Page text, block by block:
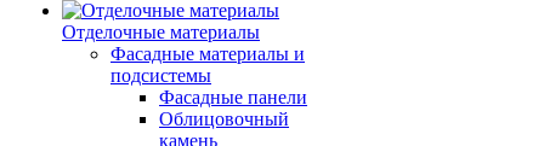
Отделочные материалы
Фасадные материалы и
подсистемы
Фасадные панели
Облицовочный
камень